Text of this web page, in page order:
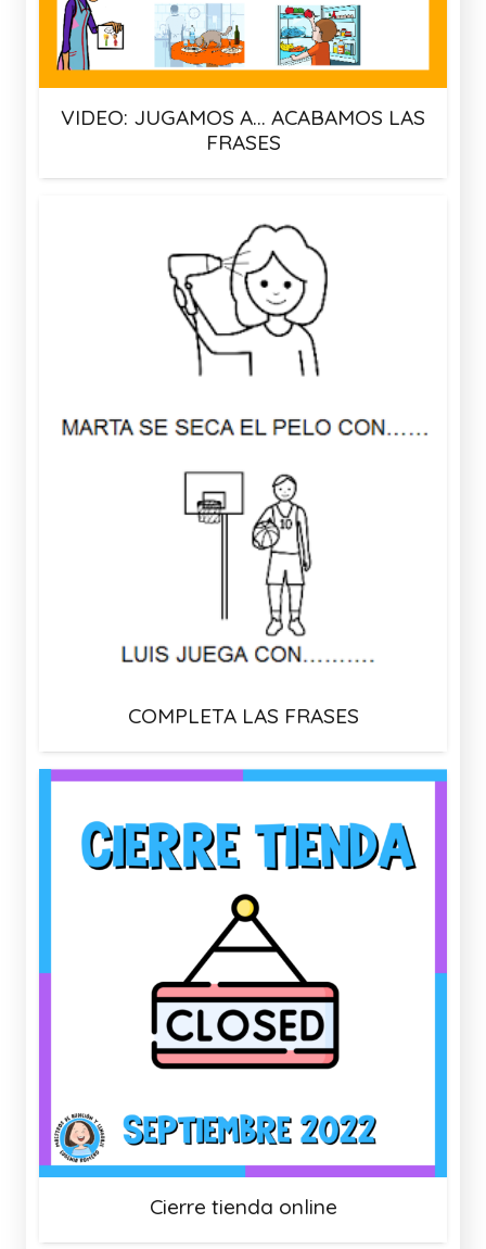
VIDEO: JUGAMOS A… ACABAMOS LAS
FRASES
COMPLETA LAS FRASES
Cierre tienda online